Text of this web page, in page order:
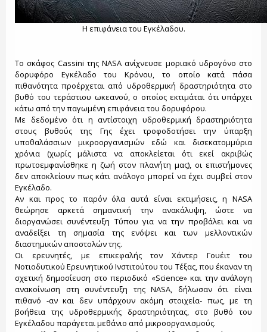
Η επιφάνεια του Εγκέλαδου.
Το σκάφος Cassini της NASA ανίχνευσε μοριακό υδρογόνο στο
δορυφόρο Εγκέλαδο του Κρόνου, το οποίο κατά πάσα
πιθανότητα προέρχεται από υδροθερμική δραστηριότητα στο
βυθό του τεράστιου ωκεανού, ο οποίος εκτιμάται ότι υπάρχει
κάτω από την παγωμένη επιφάνεια του δορυφόρου.
Με δεδομένο ότι η αντίστοιχη υδροθερμική δραστηριότητα
στους βυθούς της Γης έχει τροφοδοτήσει την ύπαρξη
υποθαλάσσιων μικροοργανισμών εδώ και δισεκατομμύρια
χρόνια (χωρίς μάλιστα να αποκλείεται ότι εκεί ακριβώς
πρωτοεμφανίσθηκε η ζωή στον πλανήτη μας), οι επιστήμονες
δεν αποκλείουν πως κάτι ανάλογο μπορεί να έχει συμβεί στον
Εγκέλαδο.
Αν και προς το παρόν όλα αυτά είναι εκτιμήσεις, η NASA
θεώρησε αρκετά σημαντική την ανακάλυψη, ώστε να
διοργανώσει συνέντευξη Τύπου για να την προβάλει και να
αναδείξει τη σημασία της ενόψει και των μελλοντικών
διαστημικών αποστολών της.
Οι ερευνητές, με επικεφαλής τον Χάντερ Γουέιτ του
Νοτιοδυτικού Ερευνητικού Ινστιτούτου του Τέξας, που έκαναν τη
σχετική δημοσίευση στο περιοδικό «Science» και την ανάλογη
ανακοίνωση στη συνέντευξη της NASA, δήλωσαν ότι είναι
πιθανό -αν και δεν υπάρχουν ακόμη στοιχεία- πως, με τη
βοήθεια της υδροθερμικής δραστηριότητας, στο βυθό του
Εγκέλαδου παράγεται μεθάνιο από μικροοργανισμούς.